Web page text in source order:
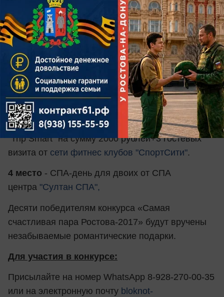
сертификат на посещение аква-зоны"Greenwich-
park" и подарочный сертификат на "Coral Travel"
на сумму 3000 рублей+абонимент на 7 дней
от
сети фитнес клубов "СпортСити"
3 место- ужин со второй половинкой
от"Sonm" Bar & Kitchen, сертификат на 1000
рублей в стоматологическую клинику "Эль-
таж", сертификат на посещение аква-
зоны"Greenwich-park", подарочный сертификат
"Trip Smart" на сумму 2000 рублей+3 гостевых
визита от сети фитнес клубов "СпортСити".
4 место - СПА-день для двоих от СПА
центра "Султан СПА",
Десяти победителям конкурса «Самая
счастливая пара Ростова-2017» будут вручены
незабываемые романтические подарки.
Для участия в конкурсе:
Присылайте на номер WhatsApp 8-928-270-00-35
или на электронную почту bloknot-